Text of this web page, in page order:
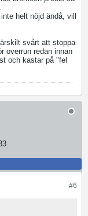
helt nöjd ändå, vill
svårt att stoppa
overrun redan innan
och kastar på "fel
#6